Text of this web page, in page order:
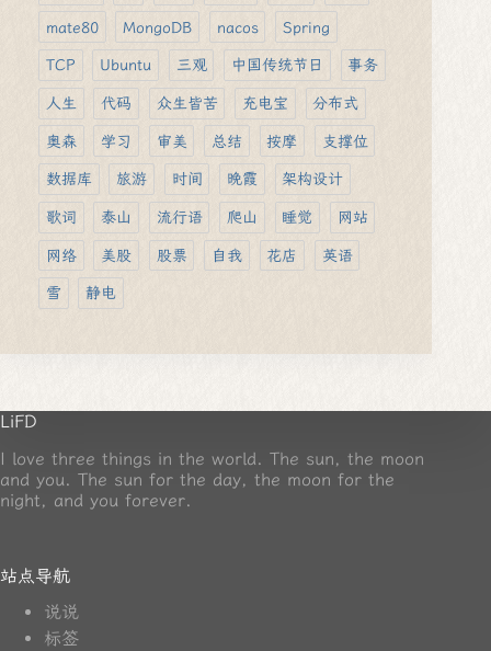
mate80 MongoDB nacos Spring
TCP Ubuntu 三观 中国传统节日 事务
人生 代码 众生皆苦 充电宝 分布式
奥森 学习 审美 总结 按摩 支撑位
数据库 旅游 时间 晚霞 架构设计
歌词 泰山 流行语 爬山 睡觉 网站
网络 美股 股票 自我 花店 英语
雪 静电
LiFD
I love three things in the world. The sun, the moon
and you. The sun for the day, the moon for the
night, and you forever.
站点导航
说说
标签